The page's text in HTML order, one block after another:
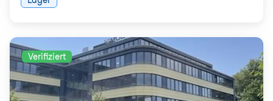
Verifiziert